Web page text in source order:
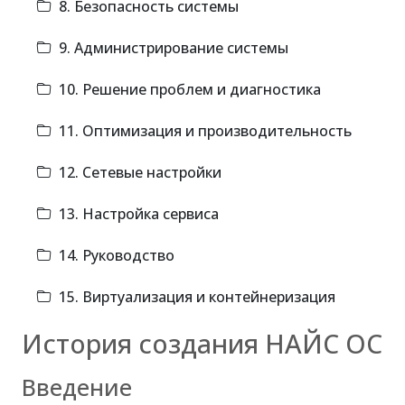
8. Безопасность системы
9. Администрирование системы
10. Решение проблем и диагностика
11. Оптимизация и производительность
12. Сетевые настройки
13. Настройка сервиса
14. Руководство
15. Виртуализация и контейнеризация
История создания НАЙС ОС
Введение